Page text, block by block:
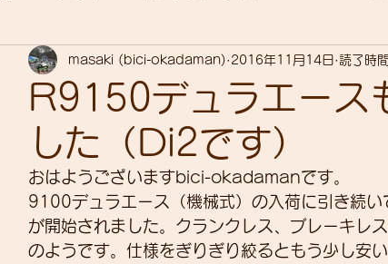
okadaman シクロクロス gruppo bici-
クリング バイクパッキング フロントシング
ルアップ 試乗車 展示会 営業 紹介
R9150デュラエース
した（Di2です）
masaki (bici-okadaman) 2016年11月14日 読了時
おはようございますbici-okadamanです。
9100デュラエース（機械式）の入荷に引き続
が開始されました。クランクレス、ブレーキ
のようです。仕様をぎりぎり絞るともう少し安